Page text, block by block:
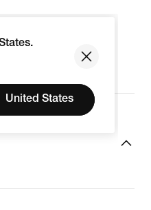
United States